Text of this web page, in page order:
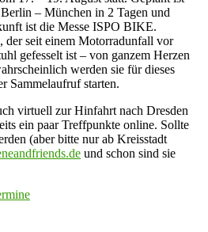
– München in 2 Tagen und
ist die Messe ISPO BIKE.
seit einem Motorradunfall vor
gefesselt ist – von ganzem Herzen
werden sie für dieses
Sammelaufruf starten.
virtuell zur Hinfahrt nach Dresden
ein paar Treffpunkte online. Sollte
(aber bitte nur ab Kreisstadt
und schon sind sie